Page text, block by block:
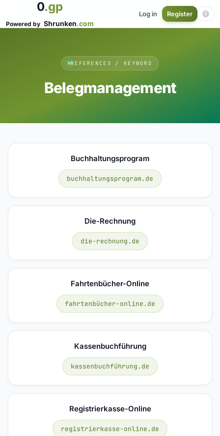
0.gp
Powered by Shrunken.com
Log in Register
REFERENCES / KEYWORD
Belegmanagement
Buchhaltungsprogram
buchhaltungsprogram.de
Die-Rechnung
die-rechnung.de
Fahrtenbücher-Online
fahrtenbücher-online.de
Kassenbuchführung
kassenbuchführung.de
Registrierkasse-Online
registrierkasse-online.de